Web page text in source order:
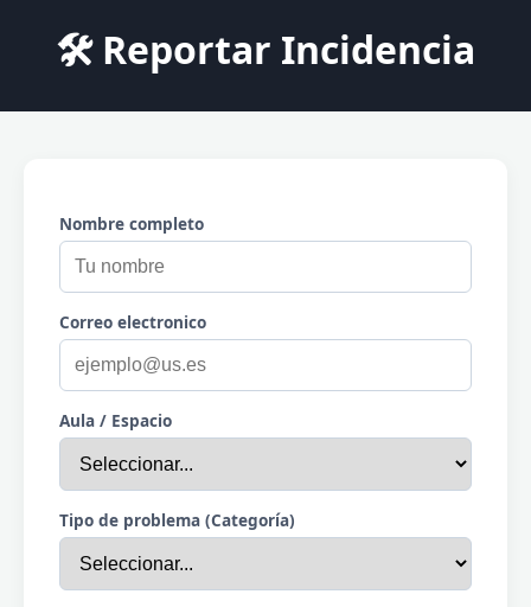
🛠️ Reportar Incidencia
Nombre completo
Correo electronico
Aula / Espacio
Tipo de problema (Categoría)